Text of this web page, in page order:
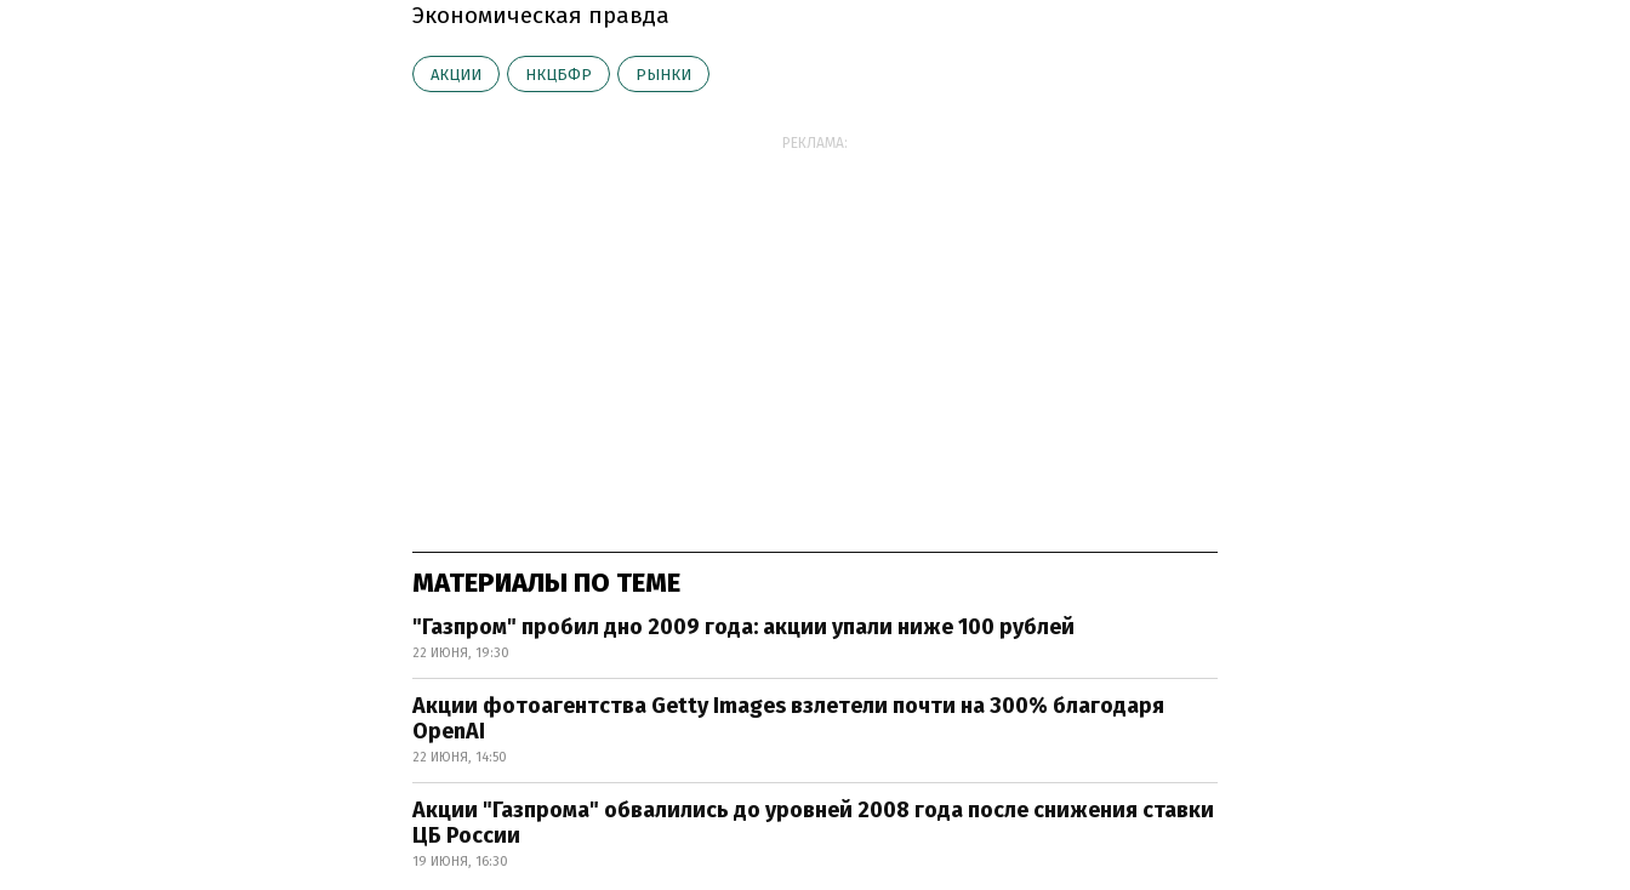
Экономическая правда
АКЦИИ НКЦБФР РЫНКИ
РЕКЛАМА:
МАТЕРИАЛЫ ПО ТЕМЕ
"Газпром" пробил дно 2009 года: акции упали ниже 100 рублей
22 ИЮНЯ, 19:30
Акции фотоагентства Getty Images взлетели почти на 300% благодаря
OpenAI
22 ИЮНЯ, 14:50
Акции "Газпрома" обвалились до уровней 2008 года после снижения ставки
ЦБ России
19 ИЮНЯ, 16:30